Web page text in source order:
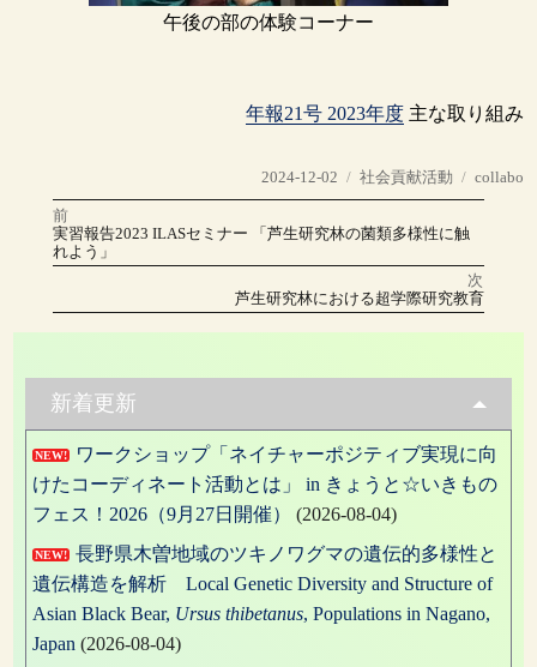
午後の部の体験コーナー
年報21号 2023年度主な取り組み
投
稿
日:
2024-12-02
カ
テ
ゴ
社会貢献活動
タ
グ
collabo
投
稿
ゲ
ー
シ
ョ
前
前
の
投
実習報告2023 ILASセミナー 「芦生研究林の菌類多様性に触
れよう」
次
の
芦生研究林における超学際研究教育
新着更新
NEW!
ワークショップ「ネイチャーポジティブ実現に向
けたコーディネート活動とは」 in きょうと☆いきもの
フェス！2026（9月27日開催）
(2026-08-04)
NEW!
長野県木曽地域のツキノワグマの遺伝的多様性と
遺伝構造を解析 Local Genetic Diversity and Structure of
Asian Black Bear, Ursus thibetanus, Populations in Nagano,
Japan (2026-08-04)